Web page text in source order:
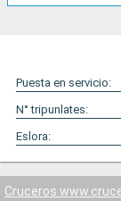
Puesta en servicio:
N° tripunlates:
Eslora:
Cruceros